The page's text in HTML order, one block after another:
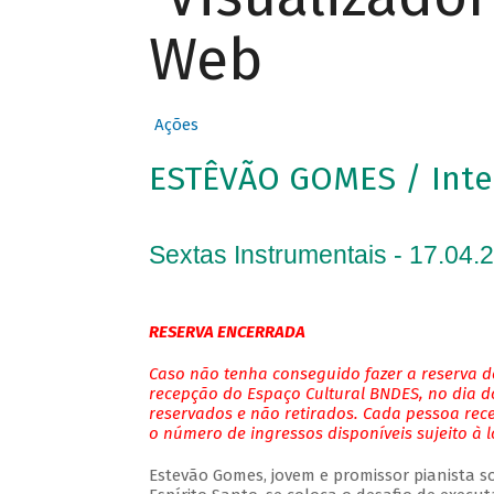
Web
Ações
ESTÊVÃO GOMES /
Sextas Instrumentais -
RESERVA ENCERRADA
Caso não tenha conseguido fazer a reserva
recepção do Espaço Cultural BNDES, no
reservados e não retirados. Cada pessoa
o número de ingressos disponíveis sujeito à
Estevão Gomes, jovem e promissor